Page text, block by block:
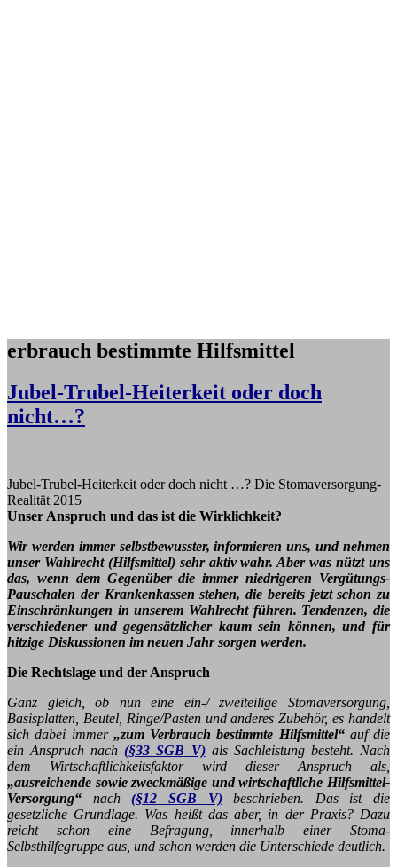
erbrauch bestimmte Hilfsmittel
Jubel-Trubel-Heiterkeit oder doch
nicht…?
Jubel-Trubel-Heiterkeit oder doch nicht …? Die Stomaversorgung-
Realität 2015
Unser Anspruch und das ist die Wirklichkeit?
Wir werden immer selbstbewusster, informieren uns, und nehmen
unser Wahlrecht (Hilfsmittel) sehr aktiv wahr. Aber was nützt uns
das, wenn dem Gegenüber die immer niedrigeren Vergütungs-
Pauschalen der Krankenkassen stehen, die bereits jetzt schon zu
Einschränkungen in unserem Wahlrecht führen. Tendenzen, die
verschiedener und gegensätzlicher kaum sein können, und für
hitzige Diskussionen im neuen Jahr sorgen werden.
Die Rechtslage und der Anspruch
Ganz gleich, ob nun eine ein-/ zweiteilige Stomaversorgung,
Basisplatten, Beutel, Ringe/Pasten und anderes Zubehör, es handelt
sich dabei immer „zum Verbrauch bestimmte Hilfsmittel“auf die
ein Anspruch nach(§33 SGB V)als Sachleistung besteht. Nach
dem Wirtschaftlichkeitsfaktor wird dieser Anspruch als,
„ausreichende sowie zweckmäßige und wirtschaftliche Hilfsmittel-
Versorgung“ nach(§12 SGB V)beschrieben. Das ist die
gesetzliche Grundlage. Was heißt das aber, in der Praxis? Dazu
reicht schon eine Befragung, innerhalb einer Stoma-
Selbsthilfegruppe aus, und schon werden die Unterschiede deutlich.